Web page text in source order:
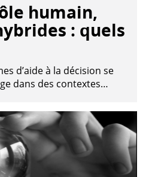
humain,
: quels
d’aide à la décision se
dans des contextes…